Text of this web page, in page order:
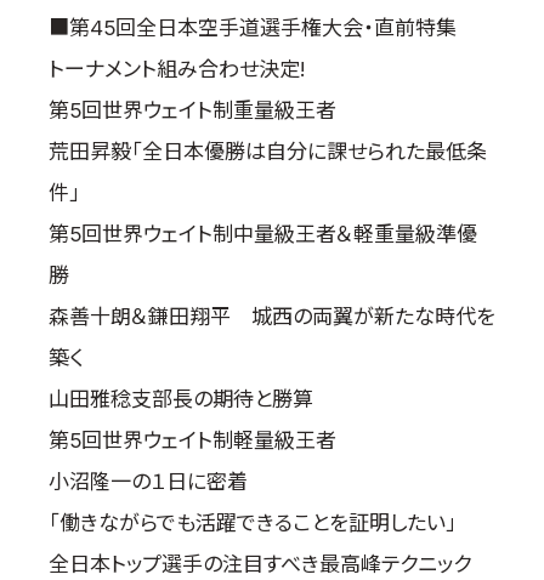
■第45回全日本空手道選手権大会・直前特集
トーナメント組み合わせ決定!
第5回世界ウェイト制重量級王者
荒田昇毅「全日本優勝は自分に課せられた最低条
件」
第5回世界ウェイト制中量級王者＆軽重量級準優
勝
森善十朗＆鎌田翔平 城西の両翼が新たな時代を
築く
山田雅稔支部長の期待と勝算
第5回世界ウェイト制軽量級王者
小沼隆一の１日に密着
「働きながらでも活躍できることを証明したい」
全日本トップ選手の注目すべき最高峰テクニック